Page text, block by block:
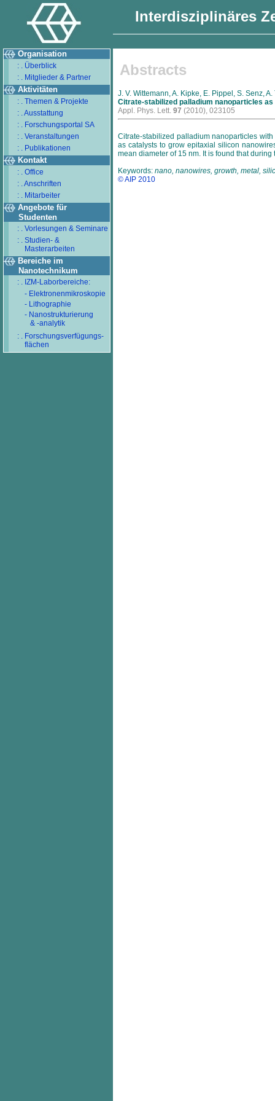
Interdisziplinäres
Organisation
: . Überblick
: . Mitglieder & Partner
Aktivitäten
: . Themen & Projekte
: . Ausstattung
: . Forschungsportal SA
: . Veranstaltungen
: . Publikationen
Kontakt
: . Office
: . Anschriften
: . Mitarbeiter
Angebote für
Studenten
: . Vorlesungen & Seminare
: . Studien- &
Masterarbeiten
Bereiche im
Nanotechnikum
: . IZM-Laborbereiche:
- Elektronenmikroskopie
- Lithographie
- Nanostrukturierung
& -analytik
: . Forschungsverfügungs-
flächen
Abstracts
J. V. Wittemann, A. Kipke, E. Pippel, S. Senz,
Citrate-stabilized palladium nanoparticles
Appl. Phys. Lett. 97 (2010), 023105
Citrate-stabilized palladium nanoparticles
as catalysts to grow epitaxial silicon
mean diameter of 15 nm. It is found that
Keywords: nano, nanowires, growth, metal,
© AIP 2010